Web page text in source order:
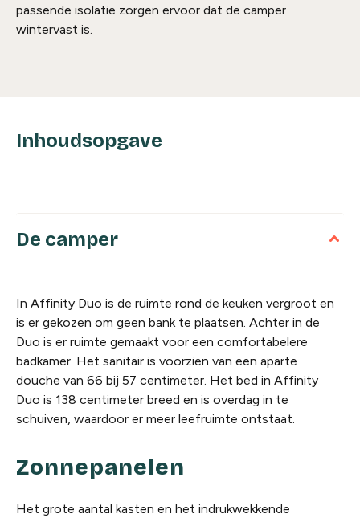
passende isolatie zorgen ervoor dat de camper
wintervast is.
Inhoudsopgave
De camper
In Affinity Duo is de ruimte rond de keuken vergroot en
is er gekozen om geen bank te plaatsen. Achter in de
Duo is er ruimte gemaakt voor een comfortabelere
badkamer. Het sanitair is voorzien van een aparte
douche van 66 bij 57 centimeter. Het bed in Affinity
Duo is 138 centimeter breed en is overdag in te
schuiven, waardoor er meer leefruimte ontstaat.
Zonnepanelen
Het grote aantal kasten en het indrukwekkende